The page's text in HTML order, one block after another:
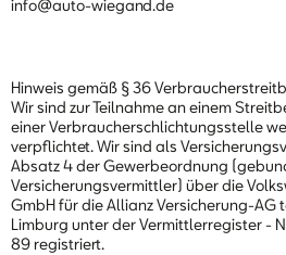
info@auto-wiegand.de
Hinweis gemäß § 36
Wir sind zur Teilnahme an einem
einer Verbraucherschlichtungsstelle
verpflichtet. Wir sind als
Absatz 4 der Gewerbeordnung
Versicherungsvermittler) über die
GmbH für die Allianz Versicherung-AG
Limburg unter der Vermittlerregister -
89 registriert.